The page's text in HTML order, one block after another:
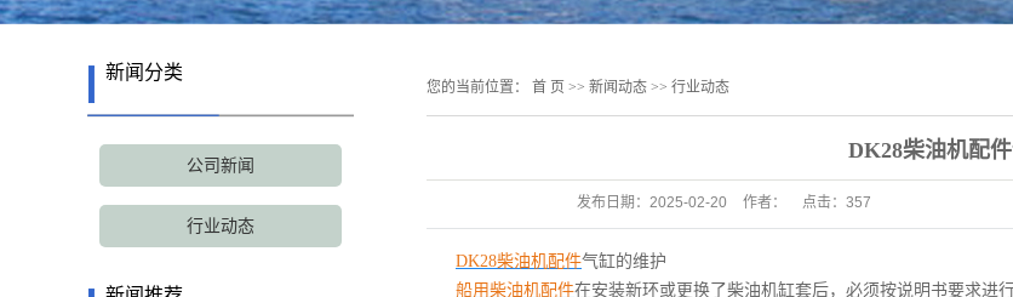
国产配件
新闻分类
公司新闻
行业动态
您的当前位置： 首 页 >> 新闻动态 >> 行业动态
DK28柴油机配
发布日期： 2025-02-20 作者： 点击： 357
DK28柴油机配件气缸的维护
船用柴油机配件在安装新环或更换了柴油机缸套后，必须按说明书要求进